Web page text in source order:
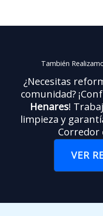
También
¿Necesitas
comunidad?
Henares!
limpieza y
Corredor
VER